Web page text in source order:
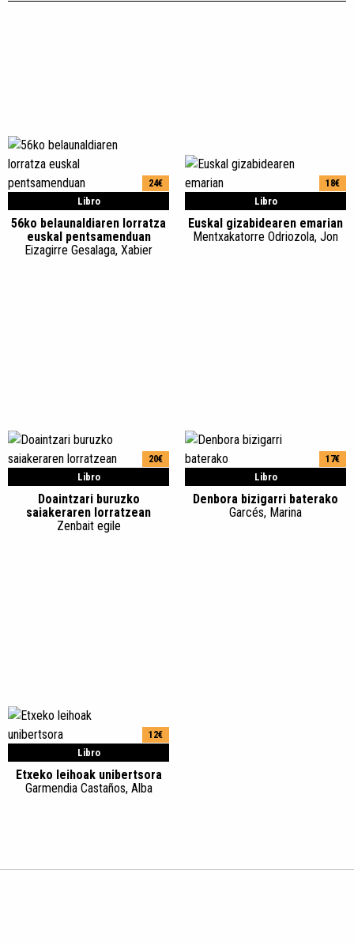
Libro
24€
56ko belaunaldiaren lorratza
euskal pentsamenduan
Eizagirre Gesalaga, Xabier
Libro
18€
Euskal gizabidearen emarian
Mentxakatorre Odriozola, Jon
Libro
20€
Doaintzari buruzko
saiakeraren lorratzean
Zenbait egile
Libro
17€
Denbora bizigarri baterako
Garcés, Marina
Libro
12€
Etxeko leihoak unibertsora
Garmendia Castaños, Alba